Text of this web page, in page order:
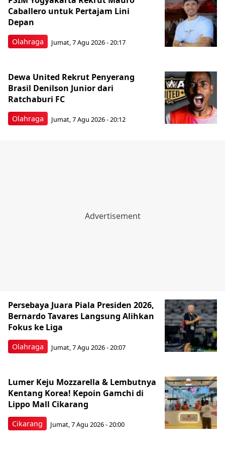
Olahraga
Caballero untuk Pertajam Lini
Depan
Jumat, 7 Agu 2026 - 20:17
Olahraga
Dewa United Rekrut Penyerang
Brasil Denilson Junior dari
Ratchaburi FC
Jumat, 7 Agu 2026 - 20:12
Olahraga
Persebaya Juara Piala Presiden 2026,
Bernardo Tavares Langsung Alihkan
Fokus ke Liga
Jumat, 7 Agu 2026 - 20:07
Cikarang
Lumer Keju Mozzarella & Lembutnya
Kentang Korea! Kepoin Gamchi di
Lippo Mall Cikarang
Jumat, 7 Agu 2026 - 20:00